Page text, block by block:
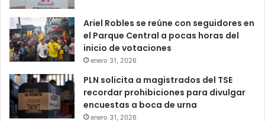
Ariel Robles se reúne con seguidores en
el Parque Central a pocas horas del
inicio de votaciones
enero 31, 2026
PLN solicita a magistrados del TSE
recordar prohibiciones para divulgar
encuestas a boca de urna
enero 31, 2026